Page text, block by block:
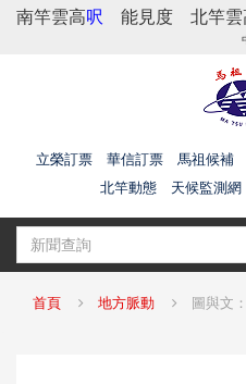
南竿雲高呎 能見度 北竿雲
立榮訂票 華信訂票 馬祖候補
北竿動態
天候監測網
首頁 地方脈動 圖與文